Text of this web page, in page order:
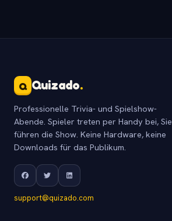
Q Quizado.
Professionelle Trivia- und Spielshow-
Abende. Spieler treten per Handy bei, Sie
führen die Show. Keine Hardware, keine
Downloads für das Publikum.
support@quizado.com